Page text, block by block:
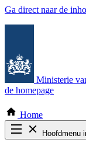
Ga direct naar de
Ministerie
de homepage
Home
Hoofdmenu